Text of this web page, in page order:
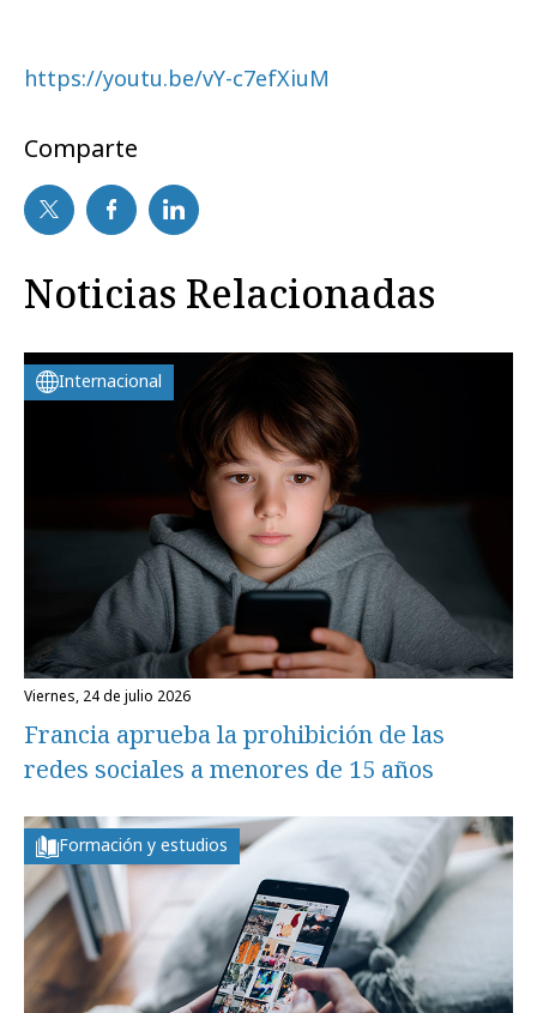
https://youtu.be/vY-c7efXiuM
Comparte
Noticias Relacionadas
Internacional
viernes, 24 de julio 2026
Francia aprueba la prohibición de las
redes sociales a menores de 15 años
Formación y estudios